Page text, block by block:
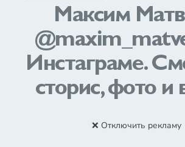
Максим
Инстаграме.
сторис, фото и
❌ Отключить рекламу